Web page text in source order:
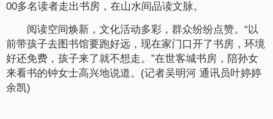
00多名读者走出书房，在山水间品读文脉。
阅读空间焕新，文化活动多彩，群众纷纷点赞。“以
前带孩子去图书馆要跑好远，现在家门口开了书房，环境
好还免费，孩子来了就不想走。”在世客城书房，陪孙女
来看书的钟女士高兴地说道。(记者吴明河 通讯员叶婷婷
余凯)